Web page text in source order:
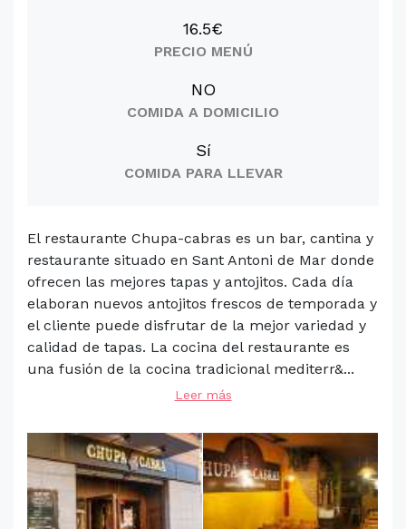
16.5€
PRECIO MENÚ
NO
COMIDA A DOMICILIO
Sí
COMIDA PARA LLEVAR
El restaurante Chupa-cabras es un bar, cantina y
restaurante situado en Sant Antoni de Mar donde
ofrecen las mejores tapas y antojitos. Cada día
elaboran nuevos antojitos frescos de temporada y
el cliente puede disfrutar de la mejor variedad y
calidad de tapas. La cocina del restaurante es
una fusión de la cocina tradicional mediterr&...
Leer más